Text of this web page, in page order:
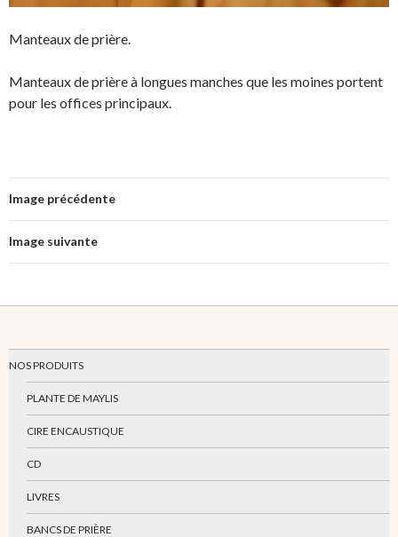
Manteaux de prière.
Manteaux de prière à longues manches que les moines portent
pour les offices principaux.
Image précédente
Image suivante
NOS PRODUITS
PLANTE DE MAYLIS
CIRE ENCAUSTIQUE
CD
LIVRES
BANCS DE PRIÈRE